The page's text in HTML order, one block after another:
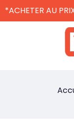
*ACHETER AU